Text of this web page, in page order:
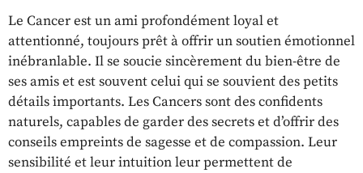
Le Cancer est un ami profondément loyal et
attentionné, toujours prêt à offrir un soutien émotionnel
inébranlable. Il se soucie sincèrement du bien-être de
ses amis et est souvent celui qui se souvient des petits
détails importants. Les Cancers sont des confidents
naturels, capables de garder des secrets et d’offrir des
conseils empreints de sagesse et de compassion. Leur
sensibilité et leur intuition leur permettent de